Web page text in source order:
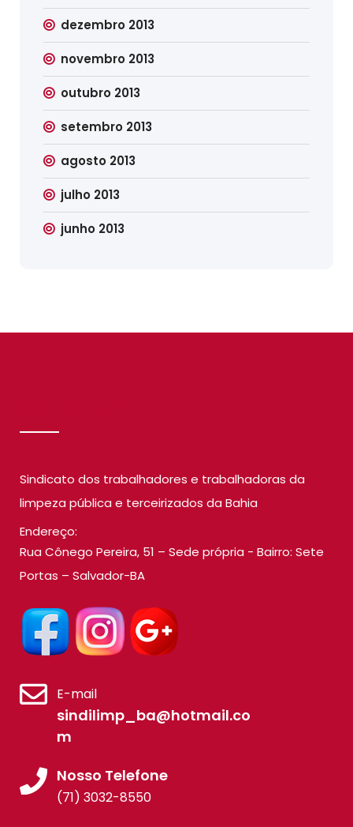
dezembro 2013
novembro 2013
outubro 2013
setembro 2013
agosto 2013
julho 2013
junho 2013
Sindicato dos trabalhadores e trabalhadoras da
limpeza pública e terceirizados da Bahia
Endereço:
Rua Cônego Pereira, 51 – Sede própria - Bairro: Sete
Portas – Salvador-BA
E-mail
sindilimp_ba@hotmail.co
m
Nosso Telefone
(71) 3032-8550